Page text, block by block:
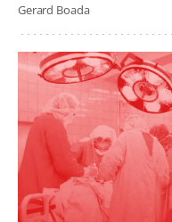
Gerard Boada